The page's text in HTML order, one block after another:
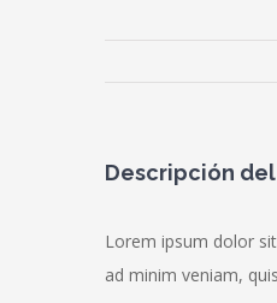
Descripción
Lorem ipsum dolor
ad minim veniam,